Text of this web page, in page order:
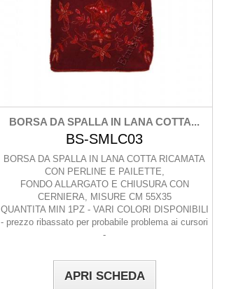
BORSA DA SPALLA IN LANA COTTA...
BS-SMLC03
BORSA DA SPALLA IN LANA COTTA RICAMATA
CON PERLINE E PAILETTE,
FONDO ALLARGATO E CHIUSURA CON
CERNIERA, MISURE CM 55X35
QUANTITA MIN 1PZ - VARI COLORI DISPONIBILI
- prezzo ribassato per probabile problema ai cursori
-
APRI SCHEDA